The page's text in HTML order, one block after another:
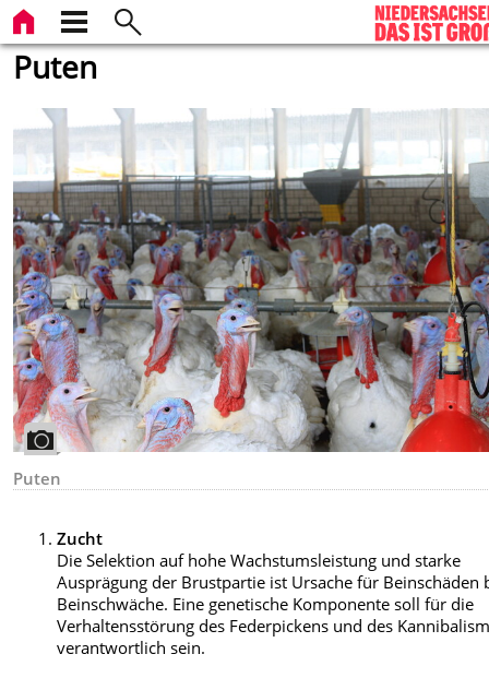
Puten
Puten
Zucht
Die Selektion auf hohe Wachstumsleistung und starke
Ausprägung der Brustpartie ist Ursache für Beinschäden
Beinschwäche. Eine genetische Komponente soll für die
Verhaltensstörung des Federpickens und des
verantwortlich sein.